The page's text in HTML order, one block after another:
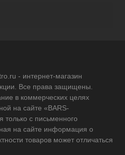
- интернет-магазин
Все права защищены.
в коммерческих целях
на сайте «BARS-
только с письменного
на сайте информация о
товаров может отличаться